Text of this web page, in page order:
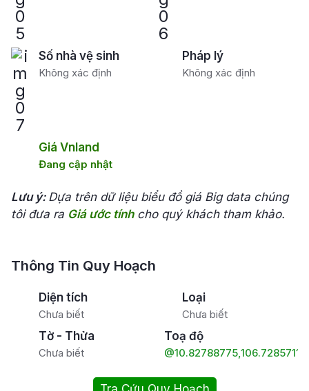
Số nhà vệ sinh
Không xác định
Pháp lý
Không xác định
Giá Vnland
Đang cập nhật
Lưu ý: Dựa trên dữ liệu biểu đồ giá Big data chúng
tôi đưa ra Giá ước tínhcho quý khách tham khảo.
Thông Tin Quy Hoạch
Diện tích
Chưa biết
Loại
Chưa biết
Tờ - Thửa
Chưa biết
Toạ độ
@10.82788775,106.72857115